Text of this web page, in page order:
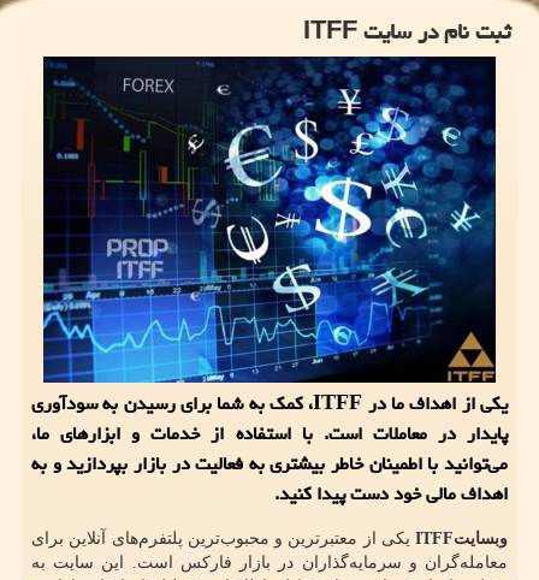
ثبت نام در سایت ITFF
یکی از اهداف ما در ITFF، کمک به شما برای رسیدن به سودآوری
پایدار در معاملات است. با استفاده از خدمات و ابزارهای ما،
می‌توانید با اطمینان خاطر بیشتری به فعالیت در بازار بپردازید و به
اهداف مالی خود دست پیدا کنید.
وبسایتITFF یکی از معتبرترین و محبوب‌ترین پلتفرم‌های آنلاین برای
معامله‌گران و سرمایه‌گذاران در بازار فارکس است. این سایت به